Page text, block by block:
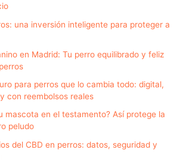
una inversión inteligente para proteger a
en Madrid: Tu perro equilibrado y feliz
para perros que lo cambia todo: digital,
con reembolsos reales
mascota en el testamento? Así protege la
peludo
del CBD en perros: datos, seguridad y